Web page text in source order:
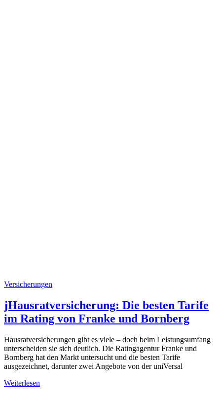
Versicherungen
jHausratversicherung: Die besten Tarife
im Rating von Franke und Bornberg
Hausratversicherungen gibt es viele – doch beim Leistungsumfang
unterscheiden sie sich deutlich. Die Ratingagentur Franke und
Bornberg hat den Markt untersucht und die besten Tarife
ausgezeichnet, darunter zwei Angebote von der uniVersal
Weiterlesen